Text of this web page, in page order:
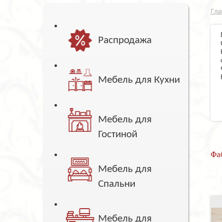
Распродажа
Мебель для Кухни
Мебель для
Гостиной
Мебель для
Спальни
Мебель для